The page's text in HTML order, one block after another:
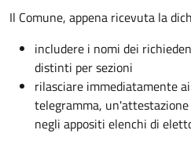
Il Comune, appena ricevuta la
includere i nomi dei
distinti per sezioni
rilasciare immediatamente
telegramma,
negli appositi elenchi di